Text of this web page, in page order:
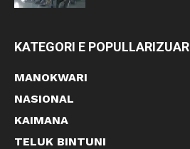
KATEGORI E POPULLARIZUAR
MANOKWARI
NASIONAL
KAIMANA
TELUK BINTUNI